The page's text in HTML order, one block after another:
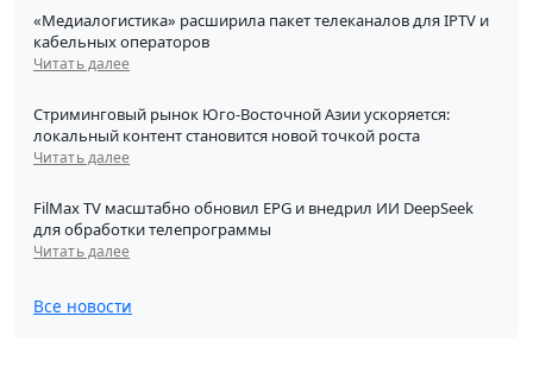
«Медиалогистика» расширила пакет телеканалов для IPTV и
кабельных операторов
Читать далее
Стриминговый рынок Юго-Восточной Азии ускоряется:
локальный контент становится новой точкой роста
Читать далее
FilMax TV масштабно обновил EPG и внедрил ИИ DeepSeek
для обработки телепрограммы
Читать далее
Все новости